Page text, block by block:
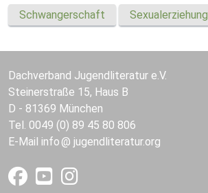
Schwangerschaft Sexualerziehung
Dachverband Jugendliteratur e.V.
Steinerstraße 15, Haus B
D - 81369 München
Tel. 0049 (0) 89 45 80 806
E-Mail info jugendliteratur.org